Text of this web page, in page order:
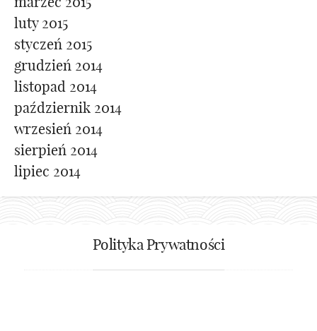
luty 2015
styczeń 2015
grudzień 2014
listopad 2014
październik 2014
wrzesień 2014
sierpień 2014
lipiec 2014
Polityka Prywatności